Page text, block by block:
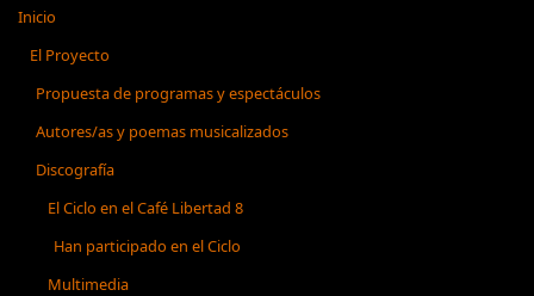
Inicio
El Proyecto
Propuesta de programas y espectáculos
Autores/as y poemas musicalizados
Discografía
El Ciclo en el Café Libertad 8
Han participado en el Ciclo
Multimedia